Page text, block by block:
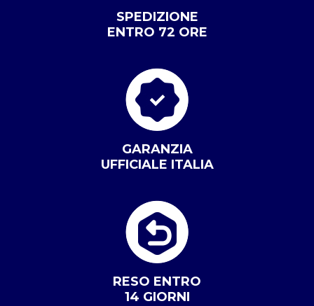
SPEDIZIONE
ENTRO 72 ORE
GARANZIA
UFFICIALE ITALIA
RESO ENTRO
14 GIORNI